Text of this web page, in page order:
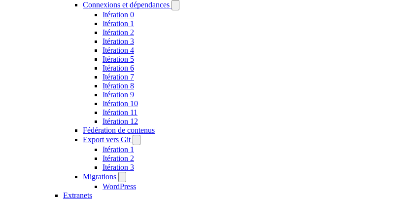
Connexions et dépendances
Itération 0
Itération 1
Itération 2
Itération 3
Itération 4
Itération 5
Itération 6
Itération 7
Itération 8
Itération 9
Itération 10
Itération 11
Itération 12
Fédération de contenus
Export vers Git
Itération 1
Itération 2
Itération 3
Migrations
WordPress
Extranets